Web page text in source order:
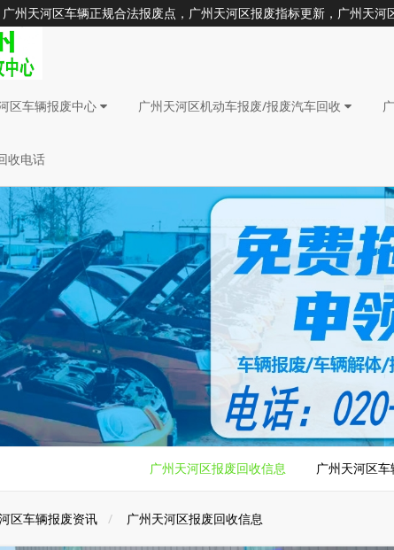
州天河区车辆正规合法报废点，广州天河区报废指标更新，广州天
区车辆报废中心 广州天河区机动车报废/报废汽车回收
收电话
广州天河区报废回收信息 广州天河区
区车辆报废资讯 广州天河区报废回收信息